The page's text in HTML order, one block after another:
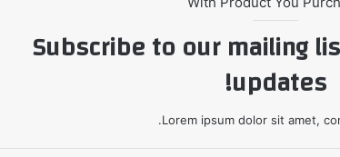
Subscribe to our mailing
updates!
Lorem ipsum dolor sit amet,